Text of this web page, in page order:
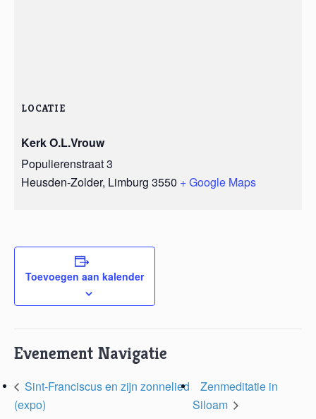
LOCATIE
Kerk O.L.Vrouw
Populierenstraat 3
Heusden-Zolder, Limburg 3550 + Google Maps
Toevoegen aan kalender
Evenement Navigatie
Sint-Franciscus en zijn zonnelied
(expo)
Zenmeditatie in
Siloam